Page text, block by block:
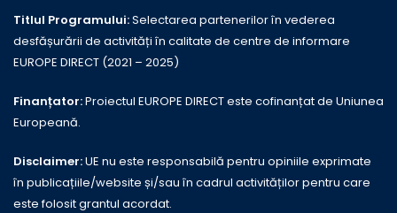
Titlul Programului:Selectarea partenerilor în vederea
desfășurării de activități în calitate de centre de informare
EUROPE DIRECT (2021 – 2025)
Finanțator:Proiectul EUROPE DIRECT este cofinanțat de Uniunea
Europeană.
Disclaimer:UE nu este responsabilă pentru opiniile exprimate
în publicațiile/website și/sau în cadrul activităților pentru care
este folosit grantul acordat.